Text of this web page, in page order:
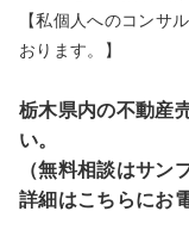
【私個人へのコンサ
おります。】
栃木県内の不動産
い。
（無料相談はサン
詳細はこちらにお